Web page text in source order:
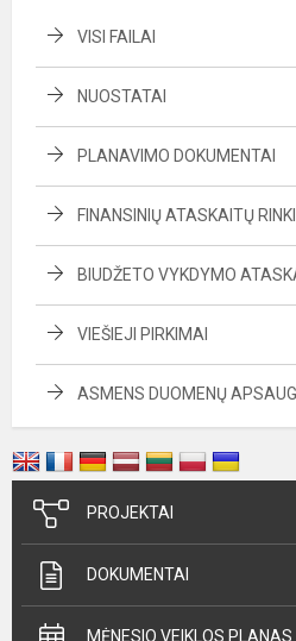
VISI FAILAI
NUOSTATAI
PLANAVIMO DOKUMENTAI
FINANSINIŲ ATASKAITŲ
BIUDŽETO VYKDYMO
VIEŠIEJI PIRKIMAI
ASMENS DUOMENŲ
PROJEKTAI
DOKUMENTAI
MĖNESIO VEIKLOS PLANAS